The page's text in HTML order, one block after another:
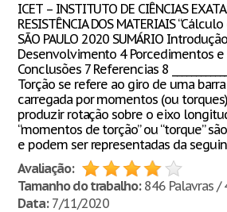
ICET – INSTITUTO DE CIÊNCIAS
RESISTÊNCIA DOS MATERIAIS
SÃO PAULO 2020 SUMÁRIO
Desenvolvimento 4 Porcedimentos e
Conclusões 7 Referencias 8
Torção se refere ao giro de uma
carregada por momentos (ou
produzir rotação sobre o eixo
“momentos de torção” ou “torque”
e podem ser representadas da
Avaliação:
Tamanho do trabalho:846 Palavras /
Data:7/11/2020